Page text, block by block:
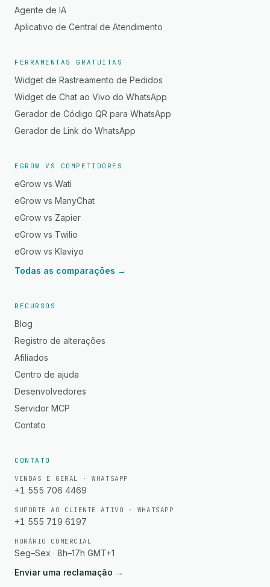
Agente de IA
Aplicativo de Central de Atendimento
FERRAMENTAS GRATUITAS
Widget de Rastreamento de Pedidos
Widget de Chat ao Vivo do WhatsApp
Gerador de Código QR para WhatsApp
Gerador de Link do WhatsApp
EGROW VS COMPETIDORES
eGrow vs Wati
eGrow vs ManyChat
eGrow vs Zapier
eGrow vs Twilio
eGrow vs Klaviyo
Todas as comparações →
RECURSOS
Blog
Registro de alterações
Afiliados
Centro de ajuda
Desenvolvedores
Servidor MCP
Contato
CONTATO
VENDAS E GERAL · WHATSAPP
+1 555 706 4469
SUPORTE AO CLIENTE ATIVO · WHATSAPP
+1 555 719 6197
HORÁRIO COMERCIAL
Seg–Sex · 8h–17h GMT+1
Enviar uma reclamação →